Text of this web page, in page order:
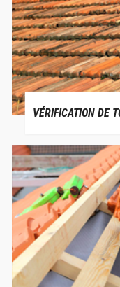
VÉRIFICATION DE